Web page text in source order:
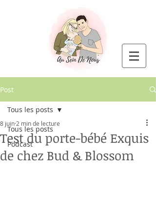
Post
Tous les posts
Podcast
Tous les posts
Test du porte-bébé Exquis
de chez Bud & Blossom
8 juin 2 min de lecture